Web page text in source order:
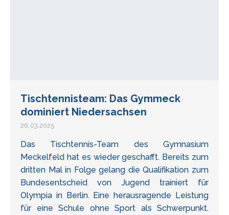
Tischtennisteam: Das Gymmeck
dominiert Niedersachsen
26.03.2025
Das Tischtennis-Team des Gymnasium
Meckelfeld hat es wieder geschafft. Bereits zum
dritten Mal in Folge gelang die Qualifikation zum
Bundesentscheid von Jugend trainiert für
Olympia in Berlin. Eine herausragende Leistung
für eine Schule ohne Sport als Schwerpunkt.